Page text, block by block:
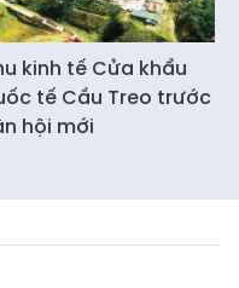
kinh tế Cửa khẩu
tế Cầu Treo trước
hội mới